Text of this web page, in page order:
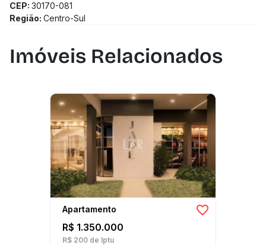
CEP: 30170-081
Região: Centro-Sul
Imóveis Relacionados
Apartamento
R$ 1.350.000
R$ 200 de Iptu